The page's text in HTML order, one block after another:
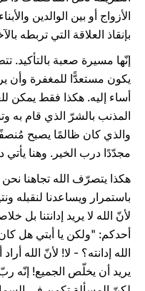
الأزواج أو بين الوالدين
بإنقاذ العلاقة التي تربطه
إنّها مسيرة صعبة
يكون مستعدًّا للمغفرة
أساء إليه. هكذا فقط يمكن
المذنب بالشرّ الذي قام به
والذي كان ظالمًا يصبح
مجدّدًا درب الخير. وهنا يأتي
هكذا يتصرّف الله تجاهنا
باستمرار ويساعدنا لنقبله
لأنّ الله لا يريد إدانتنا بل
أحدكم: "ولكن يا أبتي هل
الله إدانته؟ - لا! لأنّ الله
يريد أن يخلّص الجميع! إنّه